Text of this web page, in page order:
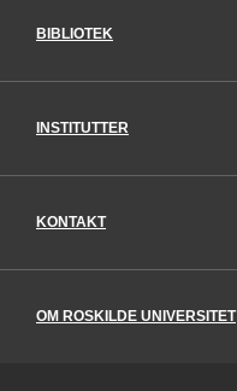
BIBLIOTEK
INSTITUTTER
KONTAKT
OM ROSKILDE UNIVERSITET